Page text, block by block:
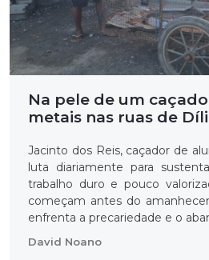
Na pele de um
metais nas ruas de Díli
Jacinto dos Reis, caçador de
luta diariamente para
trabalho duro e pouco
começam antes do
enfrenta a precariedade e o
David Noano